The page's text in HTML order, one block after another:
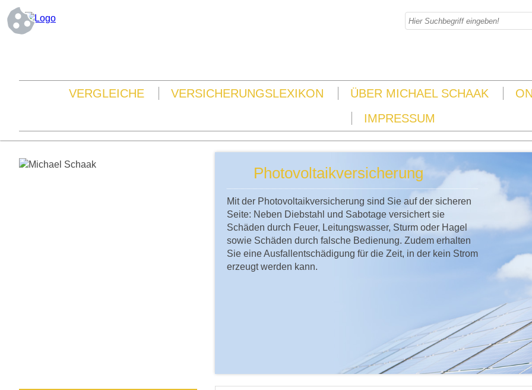
VERGLEICHE VERSICHERUNGSLEXIKON ÜBER MICHAEL SCHAAK
IMPRESSUM
Photovoltaikversicherung
Mit der Photovoltaikversicherung sind Sie auf der sicheren
Seite: Neben Diebstahl und Sabotage versichert sie
Schäden durch Feuer, Leitungswasser, Sturm oder Hagel
sowie Schäden durch falsche Bedienung. Zudem erhalten
Sie eine Ausfallentschädigung für die Zeit, in der kein Strom
erzeugt werden kann.